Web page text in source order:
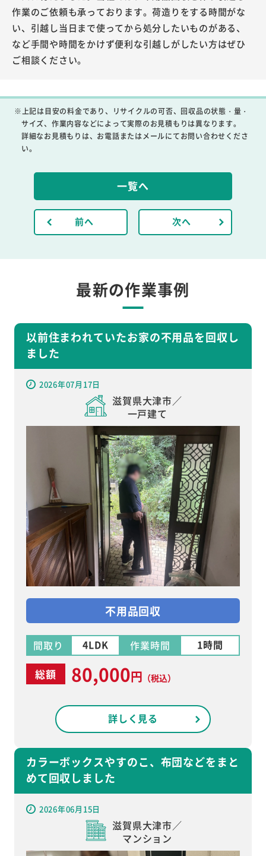
作業のご依頼も承っております。荷造りをする時間がな
い、引越し当日まで使ってから処分したいものがある、
など手間や時間をかけず便利な引越しがしたい方はぜひ
ご相談ください。
※上記は目安の料金であり、リサイクルの可否、回収品の状態・量・
サイズ、作業内容などによって実際のお見積もりは異なります。
詳細なお見積もりは、お電話またはメールにてお問い合わせくださ
い。
前へ
一覧へ
次へ
最新の作業事例
以前住まわれていたお家の不用品を回収し
ました
2026年07月17日
滋賀県大津市／
一戸建て
不用品回収
間取り 4LDK 作業時間 1時間
総額 80,000円 （税込）
詳しく見る
カラーボックスやすのこ、布団などをまと
めて回収しました
2026年06月15日
滋賀県大津市／
マンション